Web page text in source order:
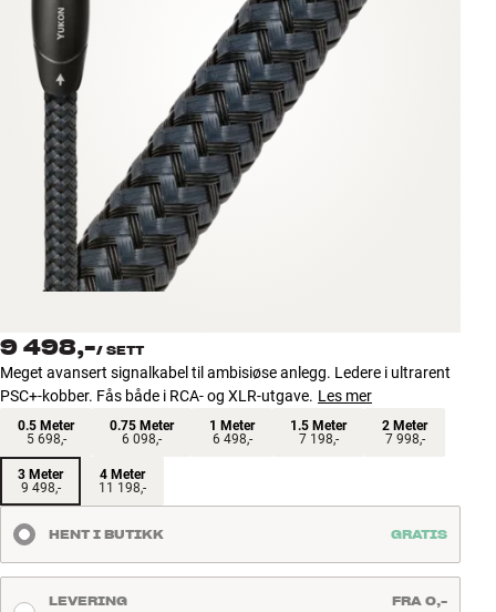
Tilbehør
INSPIRASJON
MERKER
NYHETER
TILBUD
Logg inn
Kundeservice
Bygg med lyd
9 498,-/ SETT
Meget avansert signalkabel til ambisiøse anlegg. Ledere i ultrarent
PSC+-kobber. Fås både i RCA- og XLR-utgave. Les mer
0.5 Meter
5 698,-
0.75 Meter
6 098,-
1 Meter
6 498,-
1.5 Meter
7 198,-
2 Meter
7 998,-
3 Meter
9 498,-
4 Meter
11 198,-
HENT I BUTIKK GRATIS
LEVERING FRA 0,-